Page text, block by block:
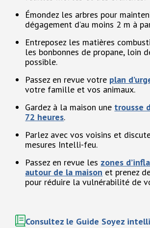
Émondez les arbres pour
dégagement d’au moins 2 m à
Entreposez les matières
les bonbonnes de propane, loin
possible.
Passez en revue votre plan
votre famille et vos animaux.
Gardez à la maison une trousse
72 heures.
Parlez avec vos voisins et
mesures Intelli-feu.
Passez en revue les zones
autour de la maison et prenez
pour réduire la vulnérabilité de
Consultez le Guide Soyez